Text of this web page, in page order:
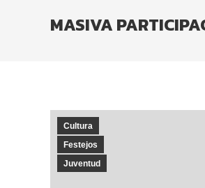
MASIVA
Cultura
Festejos
Juventud